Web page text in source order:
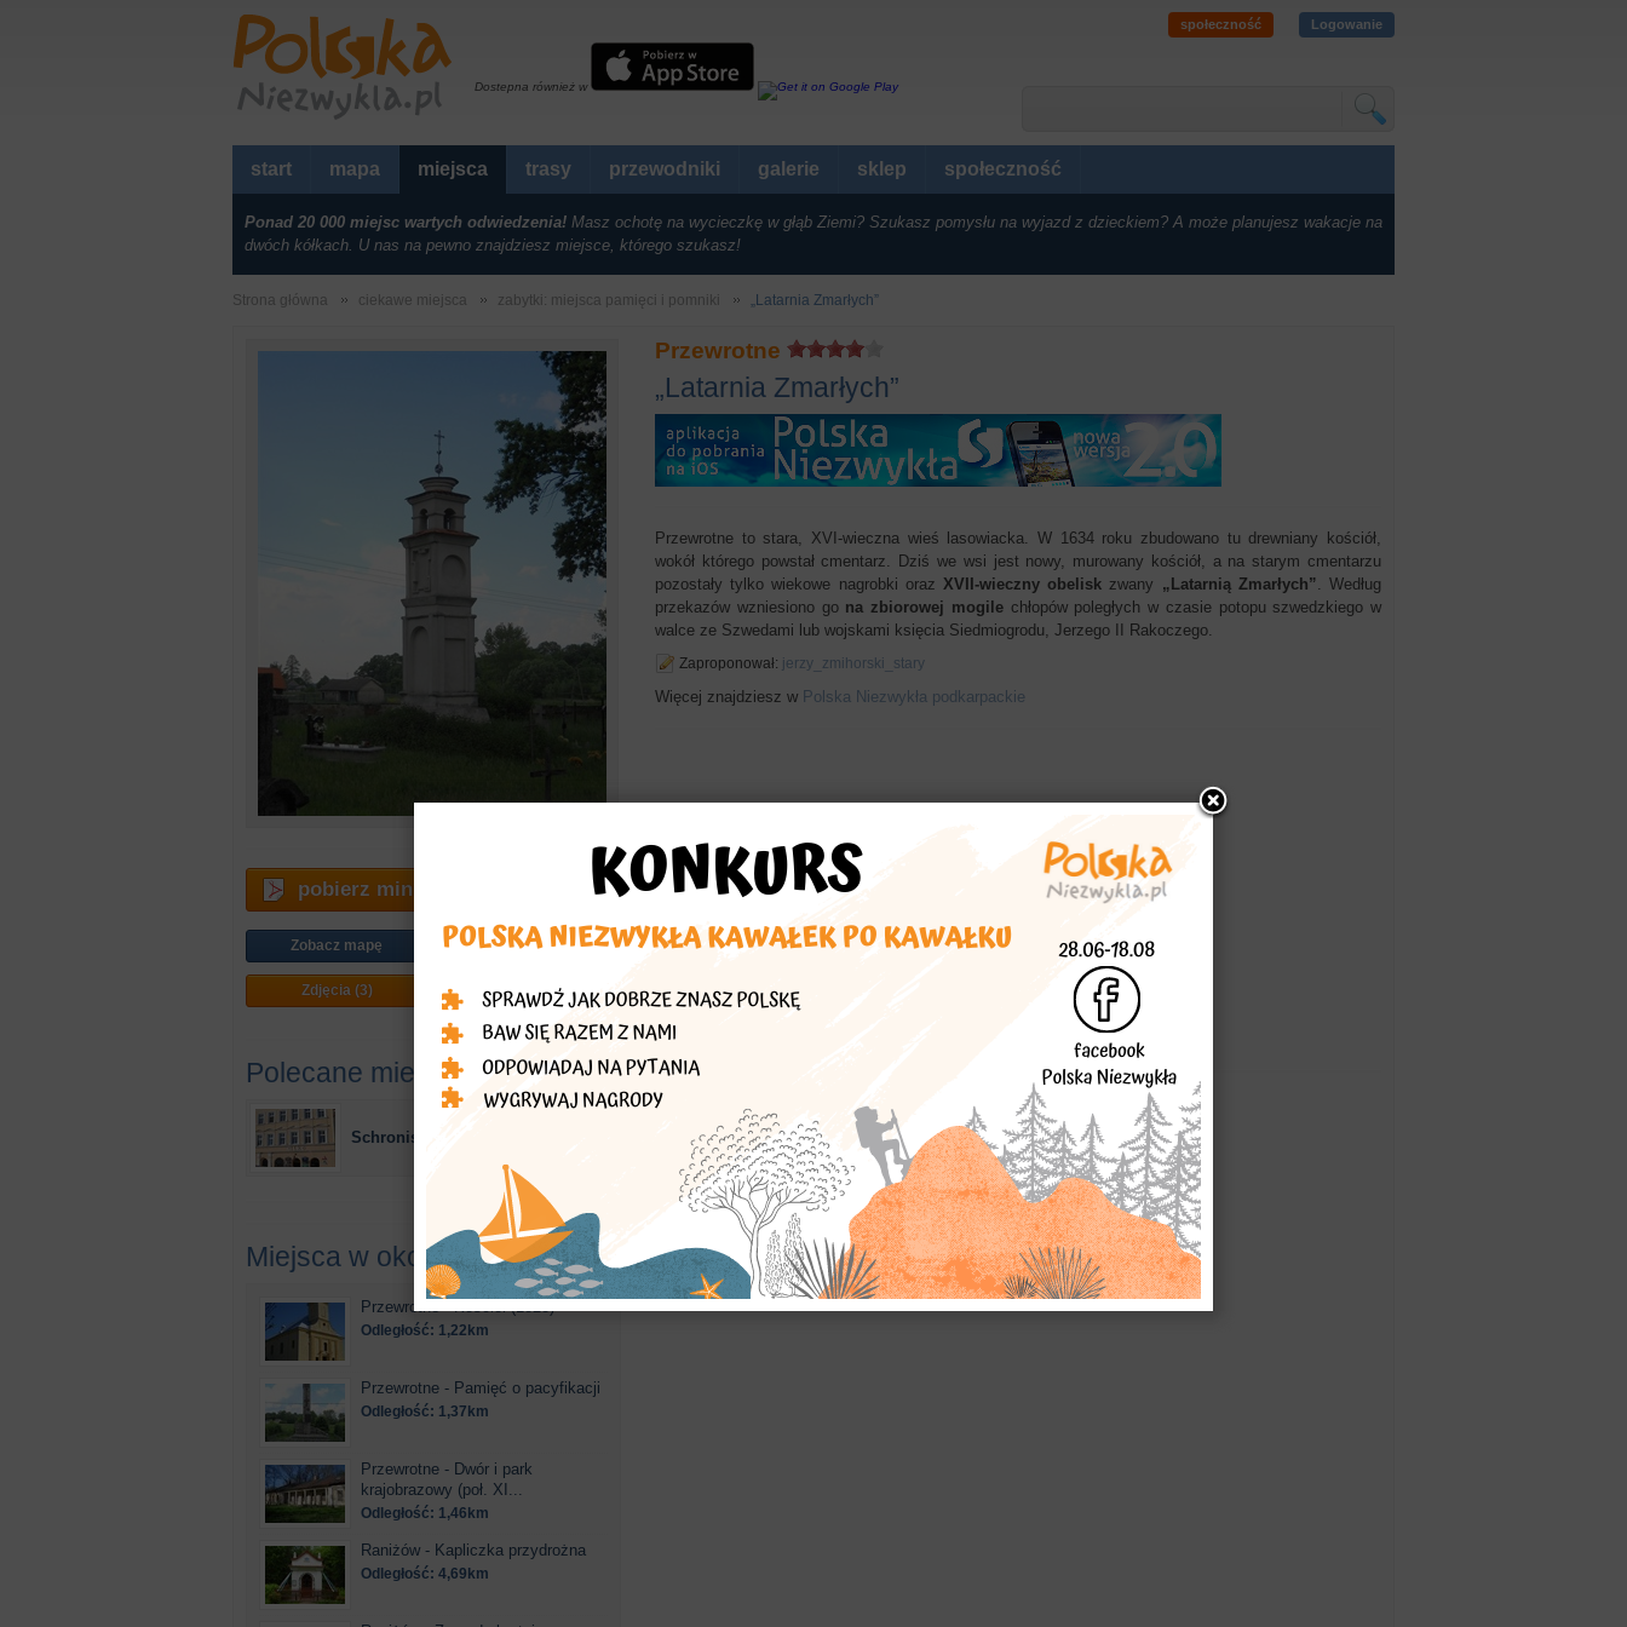
Dostepna również w
społeczność Logowanie
start mapa miejsca trasy przewodniki galerie sklep społeczność
Ponad 20 000 miejsc wartych odwiedzenia! Masz ochotę na wycieczkę w głąb Ziemi? Szukasz pomysłu na wyjazd z dzieckiem? A może planujesz wakacje na
dwóch kółkach. U nas na pewno znajdziesz miejsce, którego szukasz!
Strona główna ciekawe miejsca zabytki: miejsca pamięci i pomniki „Latarnia Zmarłych”
Przewrotne
„Latarnia Zmarłych”
Przewrotne to stara, XVI-wieczna wieś lasowiacka. W 1634 roku zbudowano tu drewniany kościół,
wokół którego powstał cmentarz. Dziś we wsi jest nowy, murowany kościół, a na starym cmentarzu
pozostały tylko wiekowe nagrobki oraz XVII-wieczny obeliskzwany „Latarnią Zmarłych”. Według
przekazów wzniesiono go na zbiorowej mogilechłopów poległych w czasie potopu szwedzkiego w
walce ze Szwedami lub wojskami księcia Siedmiogrodu, Jerzego II Rakoczego.
Zaproponował: jerzy_zmihorski_stary
Więcej znajdziesz w Polska Niezwykła podkarpackie
pobierz miniprzewodnik
Zobacz mapę
Zdjęcia (3)
Jak dojechać
Plan miasta
Polecane miejsca
Schronisko Młodzieżowe PTSM .
Miejsca w okolicy
Przewrotne - Kościół (1823)
Odległość: 1,22km
Przewrotne - Pamięć o pacyfikacji
Odległość: 1,37km
Przewrotne - Dwór i park
krajobrazowy (poł. XI...
Odległość: 1,46km
Raniżów - Kapliczka przydrożna
Odległość: 4,69km